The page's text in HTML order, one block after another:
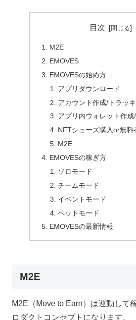
目次
M2E
EMOVES
EMOVESの始め方
アプリダウンロード
アカウント作成/トラッ
アプリ内ウォレット作成
NFTシューズ購入or無料
M2E
EMOVESの稼ぎ方
ソロモード
チームモード
イベントモード
ペットモード
EMOVESの最新情報
M2E
M2E（Move to Earn）は運動して
ロダクトコンセプトになります。